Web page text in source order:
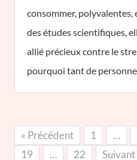
consommer,
des études scientifiques,
allié précieux contre le
pourquoi tant de
« Précédent 1 …
19
… 22 Suivant